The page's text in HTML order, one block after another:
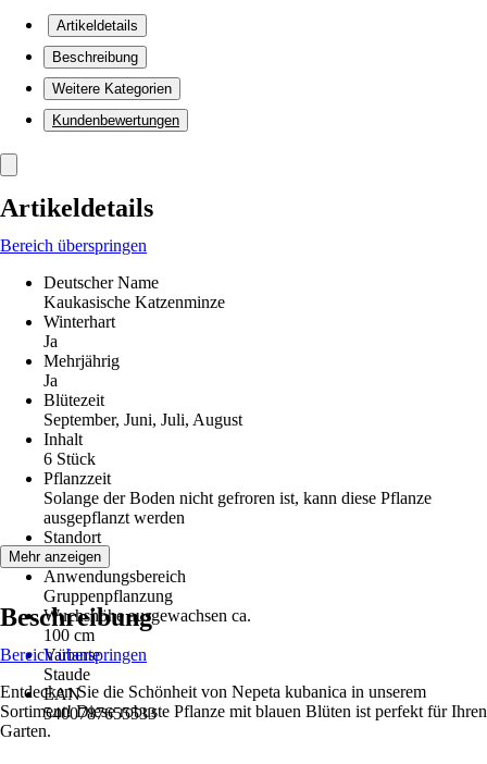
Artikeldetails
Beschreibung
Weitere Kategorien
Kundenbewertungen
Artikeldetails
Bereich überspringen
Deutscher Name
Kaukasische Katzenminze
Winterhart
Ja
Mehrjährig
Ja
Blütezeit
September, Juni, Juli, August
Inhalt
6 Stück
Pflanzzeit
Solange der Boden nicht gefroren ist, kann diese Pflanze
ausgepflanzt werden
Standort
Sonne
Anwendungsbereich
Gruppenpflanzung
Wuchshöhe ausgewachsen ca.
100 cm
Variante
Staude
EAN
5400787655533
Mehr anzeigen
Beschreibung
Bereich überspringen
Entdecken Sie die Schönheit von Nepeta kubanica in unserem
Sortiment! Diese robuste Pflanze mit blauen Blüten ist perfekt für Ihren
Garten.